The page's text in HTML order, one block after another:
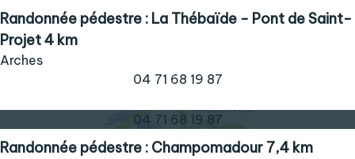
Randonnée pédestre : La Thébaïde - Pont de Saint-
Projet 4 km
Arches
04 71 68 19 87
04 71 68 19 87
Randonnée pédestre : Champomadour 7,4 km